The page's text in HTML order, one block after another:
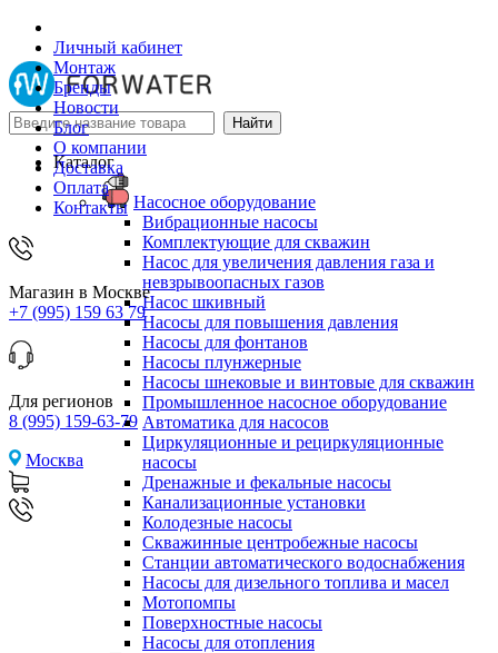
Личный кабинет
Монтаж
Бренды
Новости
Блог
О компании
Доставка
Оплата
Контакты
Магазин в Москве
+7 (995) 159 63 79
Для регионов
8 (995) 159-63-79
Москва
Каталог
Насосное оборудование
Вибрационные насосы
Комплектующие для скважин
Насос для увеличения давления газа и
невзрывоопасных газов
Насос шкивный
Насосы для повышения давления
Насосы для фонтанов
Насосы плунжерные
Насосы шнековые и винтовые для скважин
Промышленное насосное оборудование
Автоматика для насосов
Циркуляционные и рециркуляционные
насосы
Дренажные и фекальные насосы
Канализационные установки
Колодезные насосы
Скважинные центробежные насосы
Станции автоматического водоснабжения
Насосы для дизельного топлива и масел
Мотопомпы
Поверхностные насосы
Насосы для отопления